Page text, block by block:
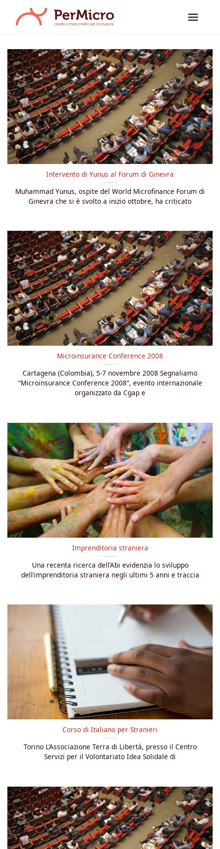
contenuti
Intervento di Yunus al Forum di Ginevra
Muhammad Yunus, ospite del World Microfinance Forum di
Ginevra che si è svolto a inizio ottobre, ha criticato
Microinsurance Conference 2008
Cartagena (Colombia), 5-7 novembre 2008 Segnaliamo
“Microinsurance Conference 2008“, evento internazionale
organizzato da Cgap e
Imprenditoria straniera
Una recenta ricerca dell’Abi evidenzia lo sviluppo
dell’imprenditoria straniera negli ultimi 5 anni e traccia
Corso di Italiano per Stranieri
Torino L’Associazione Terra di Libertà, presso il Centro
Servizi per il Volontariato Idea Solidale di